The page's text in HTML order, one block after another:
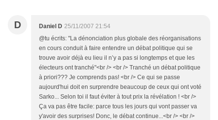
D Daniel D 25/11/2007 21:54
@tu écrits: "La dénonciation plus globale des réorganisations
en cours conduit à faire entendre un débat politique qui se
trouve avoir déjà eu lieu il n’y a pas si longtemps et que les
électeurs ont tranché"<br /> <br /> Tranché un débat politique
à priori??? Je comprends pas! <br /> Ce qui se passe
aujourd'hui doit en surprendre beaucoup de ceux qui ont voté
Sarko... Selon toi il faut éviter à tout prix la révélation ! <br />
Ça va pas être facile: parce tous les jours qui vont passer va
y'avoir des surprises! Donc, le débat continue...<br /> <br />